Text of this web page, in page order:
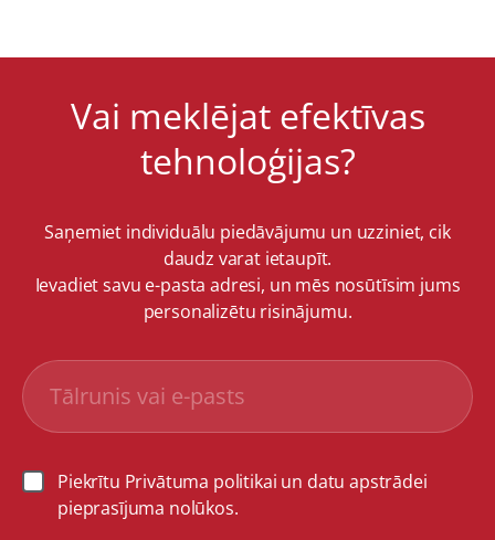
Vai meklējat efektīvas
tehnoloģijas?
Saņemiet individuālu piedāvājumu un uzziniet, cik
daudz varat ietaupīt.
Ievadiet savu e-pasta adresi, un mēs nosūtīsim jums
personalizētu risinājumu.
Piekrītu Privātuma politikai un datu apstrādei
pieprasījuma nolūkos.